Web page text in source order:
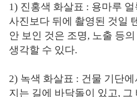
1) 진홍색 화살표 : 용마루
사진보다 뒤에 촬영된 것일
안 보인 것은 조명, 노출 등
생각할 수 있다.
2) 녹색 화살표 : 건물 기단
지는 길에 바닥돌이 있고,